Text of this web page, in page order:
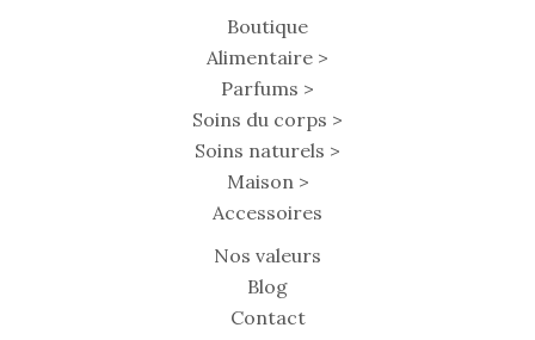
Boutique
Alimentaire >
Parfums >
Soins du corps >
Soins naturels >
Maison >
Accessoires
Nos valeurs
Blog
Contact